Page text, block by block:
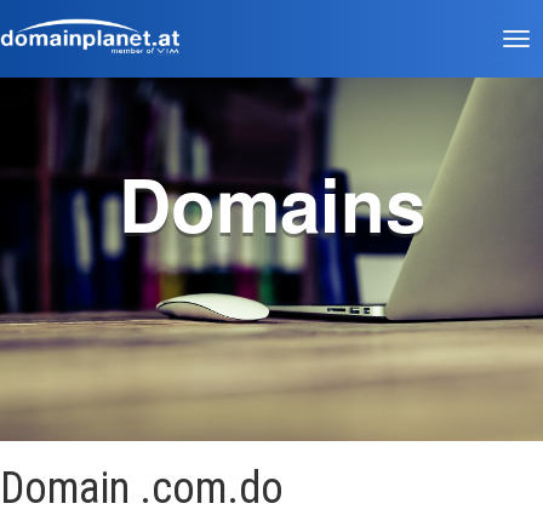
Domains
Domain .com.do